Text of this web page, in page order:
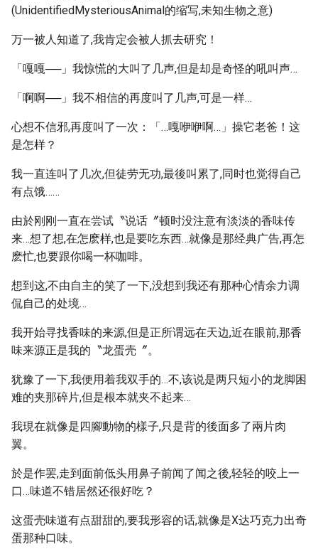
(UnidentifiedMysteriousAnimal的缩写,未知生物之意)
万一被人知道了,我肯定会被人抓去研究！
「嘎嘎──」我惊慌的大叫了几声,但是却是奇怪的吼叫声…
「啊啊──」我不相信的再度叫了几声,可是一样…
心想不信邪,再度叫了一次：「…嘎咿咿啊…」操它老爸！这
是怎样？
我一直连叫了几次,但徒劳无功,最後叫累了,同时也觉得自己
有点饿……
由於刚刚一直在尝试〝说话〞顿时没注意有淡淡的香味传
来…想了想,在怎麽样,也是要吃东西…就像是那经典广告,再怎
麽忙,也要跟你喝一杯咖啡。
想到这,不由自主的笑了一下,没想到我还有那种心情余力调
侃自己的处境…
我开始寻找香味的来源,但是正所谓远在天边,近在眼前,那香
味来源正是我的〝龙蛋壳〞。
犹豫了一下,我便用着我双手的…不,该说是两只短小的龙脚困
难的夹那碎片,但是根本就夹不起来…
我現在就像是四腳動物的樣子,只是背的後面多了兩片肉
翼。
於是作罢,走到面前低头用鼻子前闻了闻之後,轻轻的咬上一
口…味道不错居然还很好吃？
这蛋壳味道有点甜甜的,要我形容的话,就像是X达巧克力出奇
蛋那种口味。